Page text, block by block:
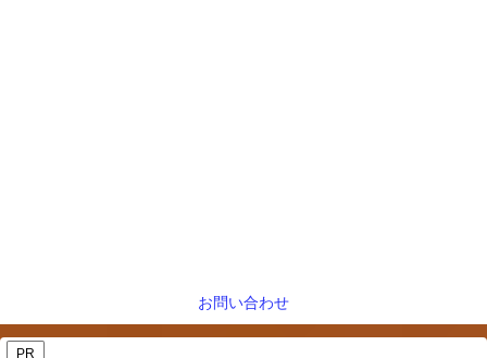
お問い合わせ
PR